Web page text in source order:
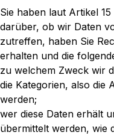
Sie haben laut Artikel
darüber, ob wir Daten
zutreffen, haben Sie
erhalten und die
zu welchem Zweck wir
die Kategorien, also die
werden;
wer diese Daten erhält
übermittelt werden, wie